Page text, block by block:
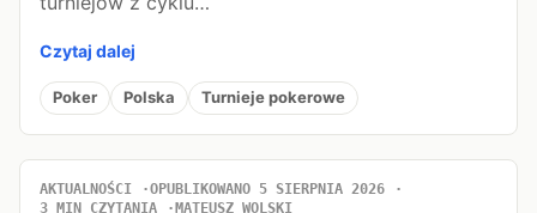
Czytaj dalej
Poker Polska Turnieje pokerowe
AKTUALNOŚCI
OPUBLIKOWANO 5 SIERPNIA 2026
3 MIN CZYTANIA
MATEUSZ WOLSKI